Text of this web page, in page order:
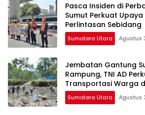
Pasca Insiden di
Sumut Perkuat
Perlintasan Sebidang
Sumatera Utara Agustus
Jembatan Gantung
Rampung, TNI AD
Transportasi Warga
Sumatera Utara Agustus